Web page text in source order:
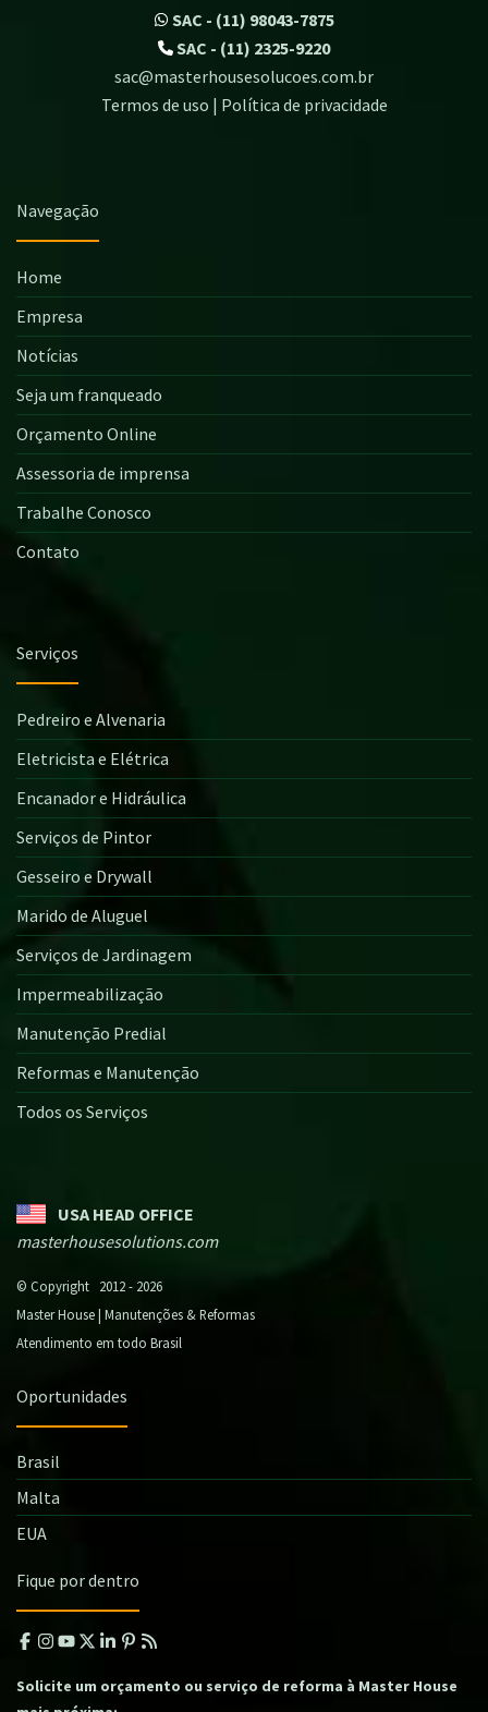
SAC - (11) 98043-7875
SAC - (11) 2325-9220
sac@masterhousesolucoes.com.br
Termos de uso | Política de privacidade
Navegação
Home
Empresa
Notícias
Seja um franqueado
Orçamento Online
Assessoria de imprensa
Trabalhe Conosco
Contato
Serviços
Pedreiro e Alvenaria
Eletricista e Elétrica
Encanador e Hidráulica
Serviços de Pintor
Gesseiro e Drywall
Marido de Aluguel
Serviços de Jardinagem
Impermeabilização
Manutenção Predial
Reformas e Manutenção
Todos os Serviços
USA HEAD OFFICE
masterhousesolutions.com
© Copyright 2012 - 2026
Master House | Manutenções & Reformas
Atendimento em todo Brasil
Oportunidades
Brasil
Malta
EUA
Fique por dentro
Solicite um orçamento ou serviço de reforma à Master House